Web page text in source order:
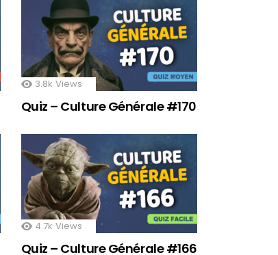
3.8k Views
Quiz – Culture Générale #170
4.7k Views
Quiz – Culture Générale #166